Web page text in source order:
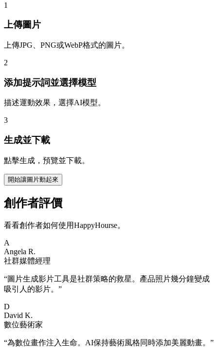
1
上傳圖片
上傳JPG、PNG或WebP格式的圖片。
2
添加提示詞並選擇模型
描述運動效果，選擇AI模型。
3
生成並下載
點擊生成，預覽並下載。
開始讓圖片動起來
創作者評價
看看創作者如何使用HappyHourse。
A
Angela R.
社群媒體經理
“圖片生成影片工具是社群策略的救星。產品照片幾分鐘變成
吸引人的影片。 ”
D
David K.
數位藝術家
“為數位畫作注入生命。AI保持藝術風格同時添加美麗動畫。 ”